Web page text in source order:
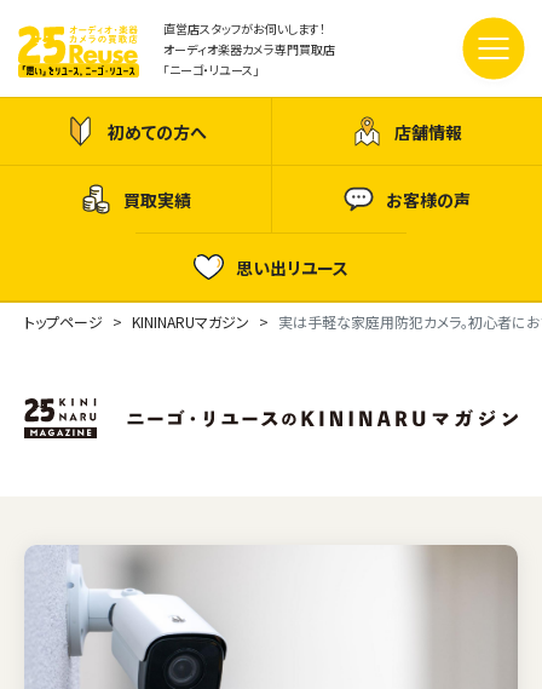
直営店スタッフがお伺いします！
オーディオ楽器カメラ専門買取店
「ニーゴ・リユース」
初めての方へ 店舗情報
買取実績 お客様の声
思い出リユース
トップページ KININARUマガジン 実は手軽な家庭用防犯カメラ。初心者に